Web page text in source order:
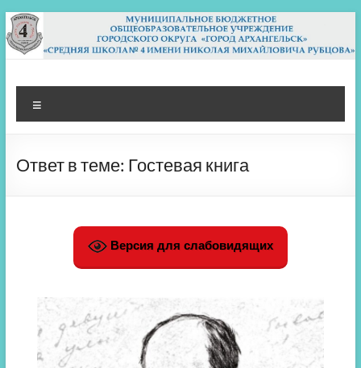
Перейти
к
содержимому
МБОУ СШ 4
Архангельск
Ответ в теме: Гостевая книга
Версия для слабовидящих